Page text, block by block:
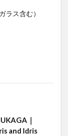
ラス含む）
｜
and Idris